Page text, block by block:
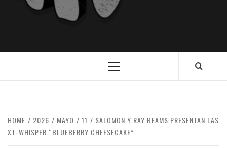
HOME 2026 MAYO 11
SALOMON Y RAY BEAMS PRESENTAN LAS
XT-WHISPER “BLUEBERRY CHEESECAKE”